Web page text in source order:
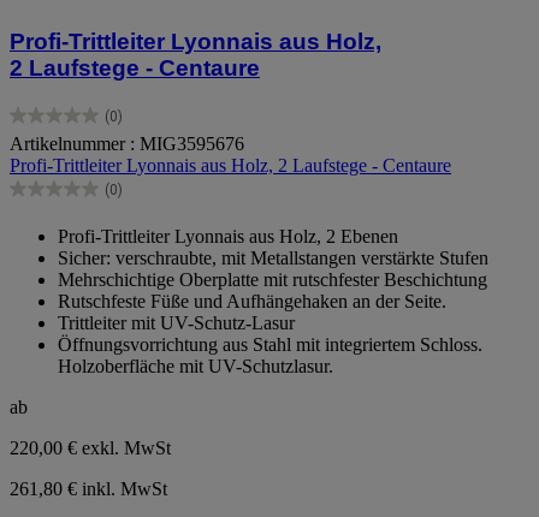
Profi-Trittleiter Lyonnais aus Holz,
2 Laufstege - Centaure
(0)
0.0
von
5
Sternen.
Artikelnummer : MIG3595676
Profi-Trittleiter Lyonnais aus Holz, 2 Laufstege - Centaure
(0)
0.0
Sternen.
Profi-Trittleiter Lyonnais aus Holz, 2 Ebenen
Sicher: verschraubte, mit Metallstangen verstärkte Stufen
Mehrschichtige Oberplatte mit rutschfester Beschichtung
Rutschfeste Füße und Aufhängehaken an der Seite.
Trittleiter mit UV-Schutz-Lasur
Öffnungsvorrichtung aus Stahl mit integriertem Schloss.
Holzoberfläche mit UV-Schutzlasur.
ab
220,00 € exkl. MwSt
261,80 € inkl. MwSt